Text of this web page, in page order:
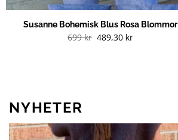
Susanne Bohemisk Blus Rosa Blommor
699kr 489,30 kr
NYHETER